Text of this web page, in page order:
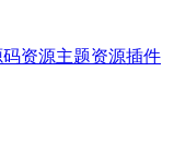
码资源主题资源插件